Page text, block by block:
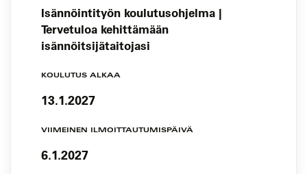
Isännöintityön koulutusohjelma |
Tervetuloa kehittämään
isännöitsijätaitojasi
KOULUTUS ALKAA
13.1.2027
VIIMEINEN ILMOITTAUTUMISPÄIVÄ
6.1.2027